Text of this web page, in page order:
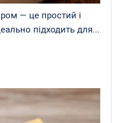
— це простий і
підходить для...